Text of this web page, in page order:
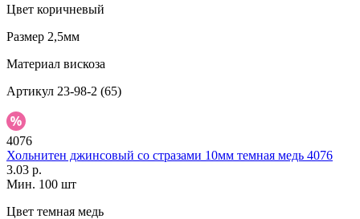
Цвет коричневый
Размер 2,5мм
Материал вискоза
Артикул 23-98-2 (65)
4076
Хольнитен джинсовый со стразами 10мм темная медь 4076
3.03 р.
Мин. 100 шт
Цвет темная медь